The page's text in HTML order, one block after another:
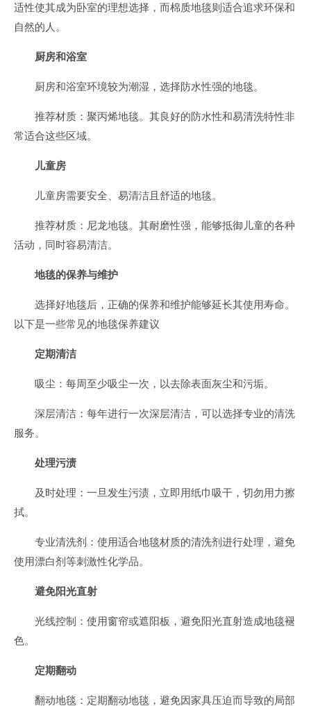
适性使其成为卧室的理想选择，而棉质地毯则适合追求环保和
自然的人。
厨房和浴室
厨房和浴室环境较为潮湿，选择防水性强的地毯。
推荐材质：聚丙烯地毯。其良好的防水性和易清洗特性非
常适合这些区域。
儿童房
儿童房需要安全、易清洁且舒适的地毯。
推荐材质：尼龙地毯。其耐磨性强，能够抵御儿童的各种
活动，同时容易清洁。
地毯的保养与维护
选择好地毯后，正确的保养和维护能够延长其使用寿命。
以下是一些常见的地毯保养建议
定期清洁
吸尘：每周至少吸尘一次，以去除表面灰尘和污垢。
深层清洁：每年进行一次深层清洁，可以选择专业的清洗
服务。
处理污渍
及时处理：一旦发生污渍，立即用纸巾吸干，切勿用力擦
拭。
专业清洗剂：使用适合地毯材质的清洗剂进行处理，避免
使用漂白剂等刺激性化学品。
避免阳光直射
光线控制：使用窗帘或遮阳板，避免阳光直射造成地毯褪
色。
定期翻动
翻动地毯：定期翻动地毯，避免因家具压迫而导致的局部